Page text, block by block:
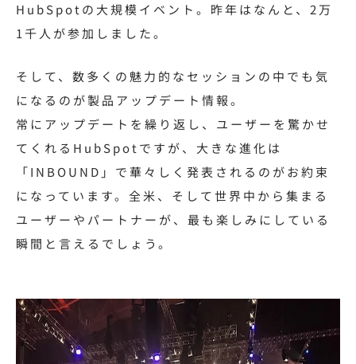
HubSpotの大規模イベント。昨年はなんと、2万
1千人が参加しました。
そして、数多くの魅力的なセッションの中でも気
になるのが製品アップデート情報。
常にアップデートを繰り返し、ユーザーを驚かせ
てくれるHubSpotですが、大きな進化は
「INBOUND」で華々しく発表されるのがお約束
になっています。全米、そして世界中から集まる
ユーザーやパートナーが、最も楽しみにしている
瞬間と言えるでしょう。